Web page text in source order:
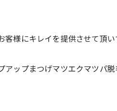
様にキレイを提供させて頂い
ップまつげマツエクマツパ